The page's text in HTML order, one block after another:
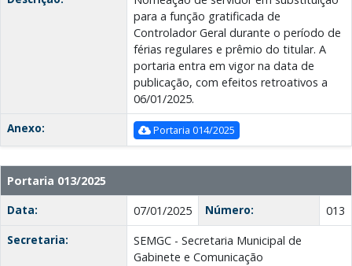
para a função gratificada de
Controlador Geral durante o período de
férias regulares e prêmio do titular. A
portaria entra em vigor na data de
publicação, com efeitos retroativos a
06/01/2025.
Anexo:
Portaria 014/2025
Portaria 013/2025
Data:
07/01/2025 Número:
013
Secretaria:
SEMGC - Secretaria Municipal de
Gabinete e Comunicação